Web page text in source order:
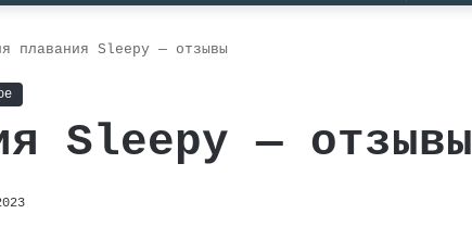
плавания Sleepy — отзывы
Sleepy — отзывы